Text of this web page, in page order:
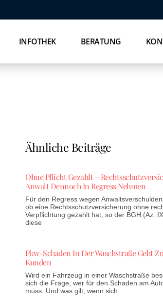
INFOTHEK BERATUNG
Ähnliche Beiträge
Ohne Pflicht Gezahlt –
Anwalt Dennoch In Regress Nehmen
Für den Regress wegen
ob eine Rechtsschutzversicherung ohne
Verpflichtung gezahlt hat, so der BGH (Az.
diese
Pkw-Schaden In Der Waschstraße Geht
Kunden
Wird ein Fahrzeug in einer Waschstraße
sich die Frage, wer für den Schaden am
muss. Und was gilt, wenn sich